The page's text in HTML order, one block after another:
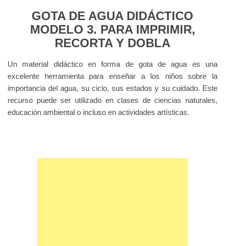
GOTA DE AGUA DIDÁCTICO
MODELO 3. PARA IMPRIMIR,
RECORTA Y DOBLA
Un material didáctico en forma de gota de agua es una
excelente herramienta para enseñar a los niños sobre la
importancia del agua, su ciclo, sus estados y su cuidado. Este
recurso puede ser utilizado en clases de ciencias naturales,
educación ambiental o incluso en actividades artísticas.